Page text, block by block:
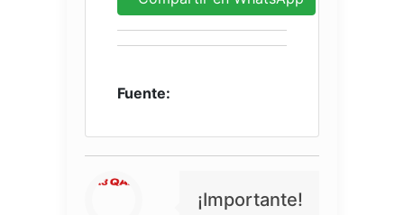
Fuente:
¡Importante!